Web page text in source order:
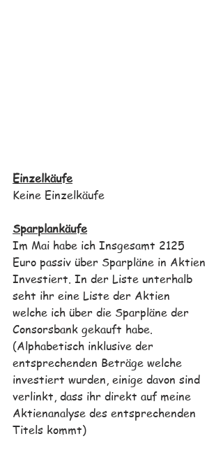
Einzelkäufe
Keine Einzelkäufe
Sparplankäufe
Im Mai habe ich Insgesamt 2125
Euro passiv über Sparpläne in Aktien
Investiert. In der Liste unterhalb
seht ihr eine Liste der Aktien
welche ich über die Sparpläne der
Consorsbank gekauft habe.
(Alphabetisch inklusive der
entsprechenden Beträge welche
investiert wurden, einige davon sind
verlinkt, dass ihr direkt auf meine
Aktienanalyse des entsprechenden
Titels kommt)